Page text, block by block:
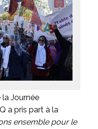
Journée
a pris part à la
ensemble pour le